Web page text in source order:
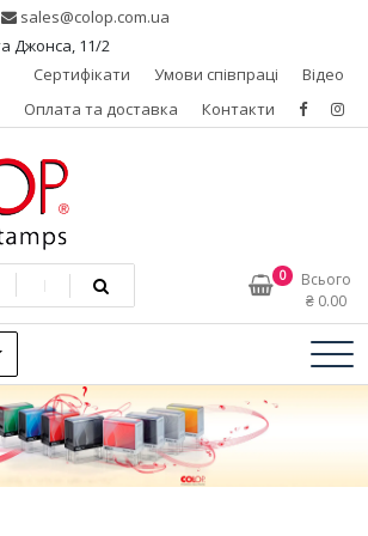
sales@colop.com.ua
Джонса, 11/2
Сертифікати
Умови співпраці
Відео
Оплата та доставка
Контакти
в Україні
провідних
штемпельної
австрійської
0
Всього
₴ 0.00